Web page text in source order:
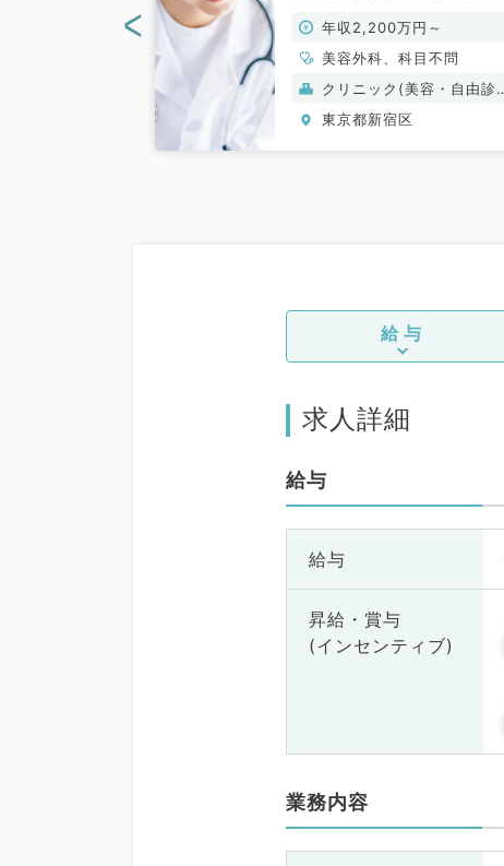
年収2,200万円～
美容外科、科目不問
クリニック(美容・自由診
療）
東京都新宿区
<
給与
求人詳細
給与
給与
昇給・賞与
(インセンティブ)
業務内容